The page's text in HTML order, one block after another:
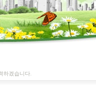
하겠습니다.